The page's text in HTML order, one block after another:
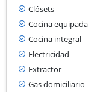
Clósets
Cocina equipada
Cocina integral
Electricidad
Extractor
Gas domiciliario